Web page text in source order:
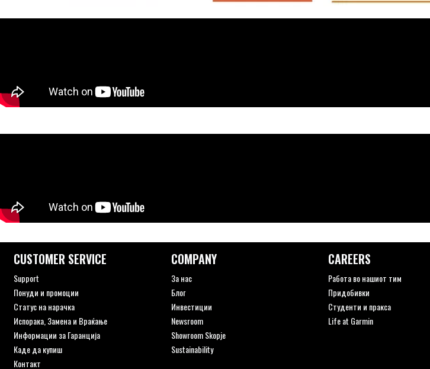
CUSTOMER SERVICE
Support
Понуди и промоции
Статус на нарачка
Испорака, Замена и Враќање
Информации за Гаранција
Каде да купиш
Контакт
COMPANY
За нас
Блог
Инвестиции
Newsroom
Showroom Skopje
Sustainability
CAREERS
Работа во нашиот тим
Придобивки
Студенти и пракса
Life at Garmin